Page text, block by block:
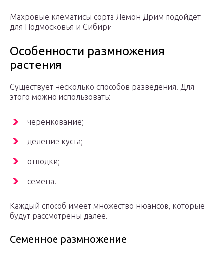
Махровые клематисы сорта Лемон Дрим подойдет
для Подмосковья и Сибири
Особенности размножения
растения
Существует несколько способов разведения. Для
этого можно использовать:
черенкование;
деление куста;
отводки;
семена.
Каждый способ имеет множество нюансов, которые
будут рассмотрены далее.
Семенное размножение